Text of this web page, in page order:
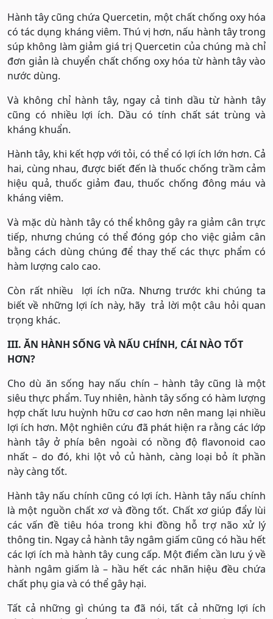
Hành tây cũng chứa Quercetin, một chất chống oxy hóa
có tác dụng kháng viêm. Thú vị hơn, nấu hành tây trong
súp không làm giảm giá trị Quercetin của chúng mà chỉ
đơn giản là chuyển chất chống oxy hóa từ hành tây vào
nước dùng.
Và không chỉ hành tây, ngay cả tinh dầu từ hành tây
cũng có nhiều lợi ích. Dầu có tính chất sát trùng và
kháng khuẩn.
Hành tây, khi kết hợp với tỏi, có thể có lợi ích lớn hơn. Cả
hai, cùng nhau, được biết đến là thuốc chống trầm cảm
hiệu quả, thuốc giảm đau, thuốc chống đông máu và
kháng viêm.
Và mặc dù hành tây có thể không gây ra giảm cân trực
tiếp, nhưng chúng có thể đóng góp cho việc giảm cân
bằng cách dùng chúng để thay thế các thực phẩm có
hàm lượng calo cao.
Còn rất nhiều lợi ích nữa. Nhưng trước khi chúng ta
biết về những lợi ích này, hãy trả lời một câu hỏi quan
trọng khác.
III. ĂN HÀNH SỐNG VÀ NẤU CHÍNH, CÁI NÀO TỐT
HƠN?
Cho dù ăn sống hay nấu chín – hành tây cũng là một
siêu thực phẩm. Tuy nhiên, hành tây sống có hàm lượng
hợp chất lưu huỳnh hữu cơ cao hơn nên mang lại nhiều
lợi ích hơn. Một nghiên cứu đã phát hiện ra rằng các lớp
hành tây ở phía bên ngoài có nồng độ flavonoid cao
nhất – do đó, khi lột vỏ củ hành, càng loại bỏ ít phần
này càng tốt.
Hành tây nấu chính cũng có lợi ích. Hành tây nấu chính
là một nguồn chất xơ và đồng tốt. Chất xơ giúp đẩy lùi
các vấn đề tiêu hóa trong khi đồng hỗ trợ não xử lý
thông tin. Ngay cả hành tây ngâm giấm cũng có hầu hết
các lợi ích mà hành tây cung cấp. Một điểm cần lưu ý về
hành ngâm giấm là – hầu hết các nhãn hiệu đều chứa
chất phụ gia và có thể gây hại.
Tất cả những gì chúng ta đã nói, tất cả những lợi ích